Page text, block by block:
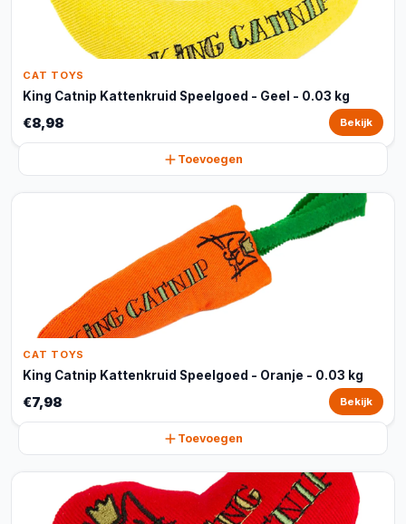
CAT TOYS
King Catnip Kattenkruid Speelgoed - Geel - 0.03 kg
€8,98 Bekijk
Toevoegen
CAT TOYS
King Catnip Kattenkruid Speelgoed - Oranje - 0.03 kg
€7,98 Bekijk
Toevoegen